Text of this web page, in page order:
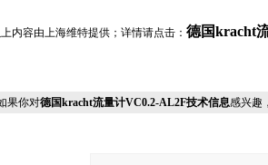
内容由上海维特提供；详情请点击： 德国kracht
你对德国kracht流量计VC0.2-AL2F技术信息感兴趣